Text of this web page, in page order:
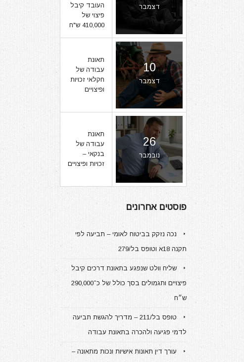
דצמבר
העובד קיבל
פיצוי של
410,000 ש"ח
10
דצמבר
תאונת
עבודה של
חקלאי זכויות
ופיצויים
26
נובמבר
תאונת
עבודה של
בנקאי –
זכויות ופיצויים
פוסטים אחרונים
נכה נזקק בביטוח לאומי – תביעה לפי
תקנה 18א וטופס בל/279
שליח וולט שנפגע בתאונת דרכים קיבל
פיצויים ותגמולים בסך כולל של כ־290,000
ש״ח
טופס בל/211 – מדריך להגשת תביעה
לדמי פגיעה ולהכרה בתאונת עבודה
עורך דין תאונות אישיות ונכות מתאונה –